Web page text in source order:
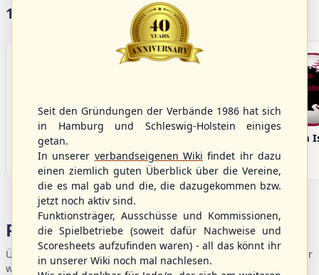
17 Vereine im S/HBV
Bargenstedt
Beavers
Fehmarn
Portalbereiche
Übersicht der Verbandsbereiche – wählen Sie einen Einstieg für
weiterführende Informationen.
Seit den Gründungen der Verbände 1986 hat sich
in Hamburg und Schleswig-Holstein einiges
getan.
In unserer verbandseigenen Wiki findet ihr dazu
einen ziemlich guten Überblick über die Vereine,
die es mal gab und die, die dazugekommen bzw.
jetzt noch aktiv sind.
Funktionsträger, Ausschüsse und Kommissionen,
die Spielbetriebe (soweit dafür Nachweise und
Scoresheets aufzufinden waren) - all das könnt ihr
in unserer Wiki noch mal nachlesen.